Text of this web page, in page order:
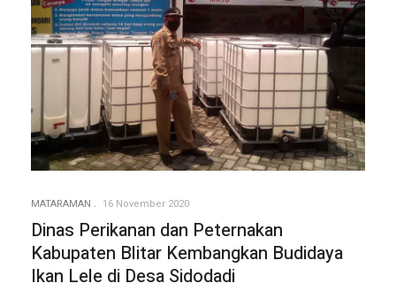
MATARAMAN 16 November 2020
Dinas Perikanan dan Peternakan
Kabupaten Blitar Kembangkan Budidaya
Ikan Lele di Desa Sidodadi